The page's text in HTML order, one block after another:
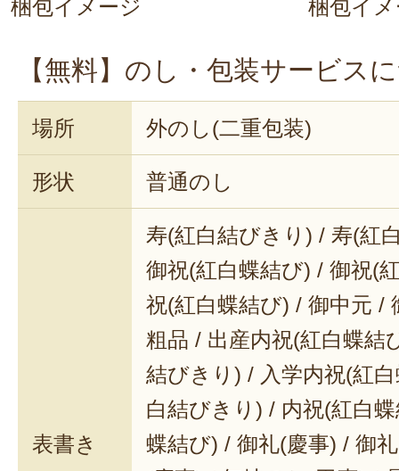
梱包イメージ 梱包イ
【無料】のし・包装サービス
場所 外のし(二重包装)
形状 普通のし
表書き
寿(紅白結びきり) / 寿(紅
御祝(紅白蝶結び) / 御祝(
祝(紅白蝶結び) / 御中元 /
粗品 / 出産内祝(紅白蝶結
結びきり) / 入学内祝(紅
白結びきり) / 内祝(紅白
蝶結び) / 御礼(慶事) / 御